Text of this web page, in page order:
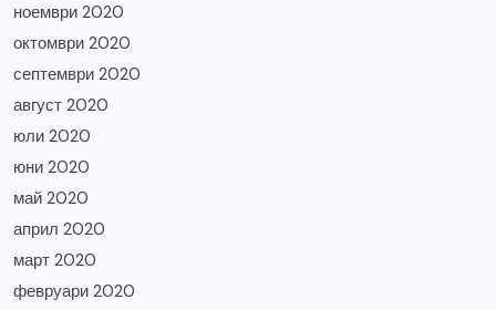
ноември 2020
октомври 2020
септември 2020
август 2020
юли 2020
юни 2020
май 2020
април 2020
март 2020
февруари 2020